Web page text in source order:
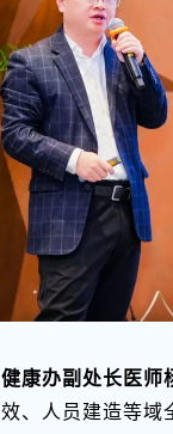
康办副处长医师
、人员建造等域